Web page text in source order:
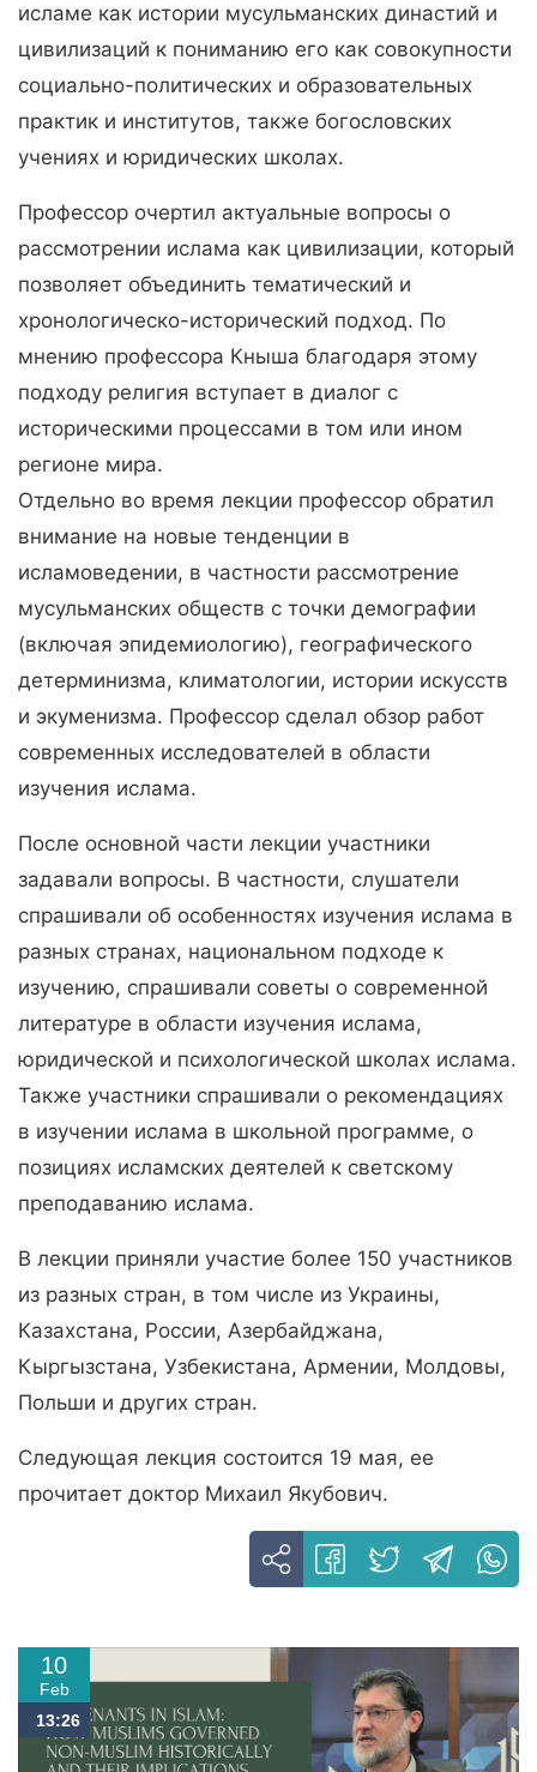
исламе как истории мусульманских династий и
цивилизаций к пониманию его как совокупности
социально-политических и образовательных
практик и институтов, также богословских
учениях и юридических школах.
Профессор очертил актуальные вопросы о
рассмотрении ислама как цивилизации, который
позволяет объединить тематический и
хронологическо-исторический подход. По
мнению профессора Кныша благодаря этому
подходу религия вступает в диалог с
историческими процессами в том или ином
регионе мира.
Отдельно во время лекции профессор обратил
внимание на новые тенденции в
исламоведении, в частности рассмотрение
мусульманских обществ с точки демографии
(включая эпидемиологию), географического
детерминизма, климатологии, истории искусств
и экуменизма. Профессор сделал обзор работ
современных исследователей в области
изучения ислама.
После основной части лекции участники
задавали вопросы. В частности, слушатели
спрашивали об особенностях изучения ислама в
разных странах, национальном подходе к
изучению, спрашивали советы о современной
литературе в области изучения ислама,
юридической и психологической школах ислама.
Также участники спрашивали о рекомендациях
в изучении ислама в школьной программе, о
позициях исламских деятелей к светскому
преподаванию ислама.
В лекции приняли участие более 150 участников
из разных стран, в том числе из Украины,
Казахстана, России, Азербайджана,
Кыргызстана, Узбекистана, Армении, Молдовы,
Польши и других стран.
Следующая лекция состоится 19 мая, ее
прочитает доктор Михаил Якубович.
10
Feb
13:26